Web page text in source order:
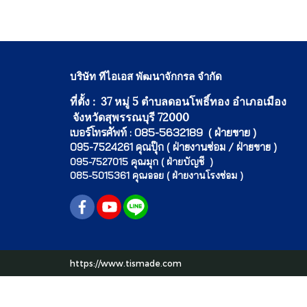
บริษัท ทีไอเอส พัฒนาจักกรล จำกัด
ที่ตั้ง : 37 หมู่ 5 ตำบลดอนโพธิ์ทอง อำเภอเมือง
จังหวัดสุพรรณบุรี 72000
เบอร์โทรศัพท์ : 085-5632189 ( ฝ่ายขาย )
095-7524261 คุณปุ๊ก ( ฝ่ายงานซ่อม / ฝ่ายขาย )
095-7527015 คุณมุก ( ฝ่ายบัญชี )
085-5015361 คุณออย ( ฝ่ายงานโรงซ่อม )
https://www.tismade.com